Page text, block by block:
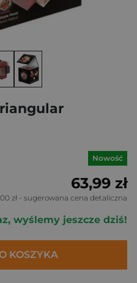
Nowość
63,99 zł
zł - sugerowana cena detaliczna
wyślemy jeszcze dziś!
KOSZYKA